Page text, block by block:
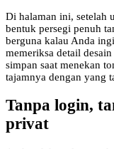
Di halaman ini, setelah
bentuk persegi penuh
berguna kalau Anda
memeriksa detail
simpan saat menekan
tajamnya dengan yang
Tanpa login,
privat